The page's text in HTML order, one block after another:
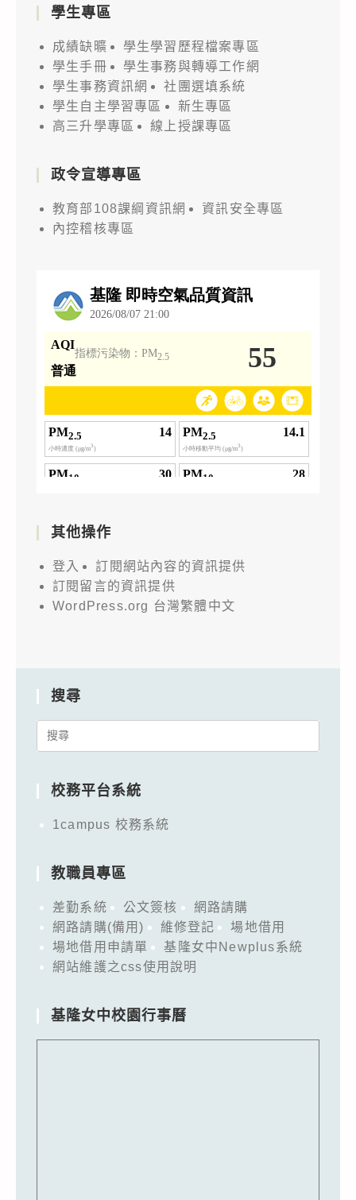
學生專區
成績缺曠
學生學習歷程檔案專區
學生手冊
學生事務與轉導工作網
學生事務資訊網
社團選填系統
學生自主學習專區
新生專區
高三升學專區
線上授課專區
政令宣導專區
教育部108課綱資訊網
資訊安全專區
內控稽核專區
其他操作
登入
訂閱網站內容的資訊提供
訂閱留言的資訊提供
WordPress.org 台灣繁體中文
搜尋
Search
校務平台系統
1campus 校務系統
教職員專區
差勤系統 公文簽核
網路請購
網路請購(備用)
維修登記
場地借用
場地借用申請單
基隆女中Newplus系統
網站維護之css使用說明
基隆女中校園行事曆